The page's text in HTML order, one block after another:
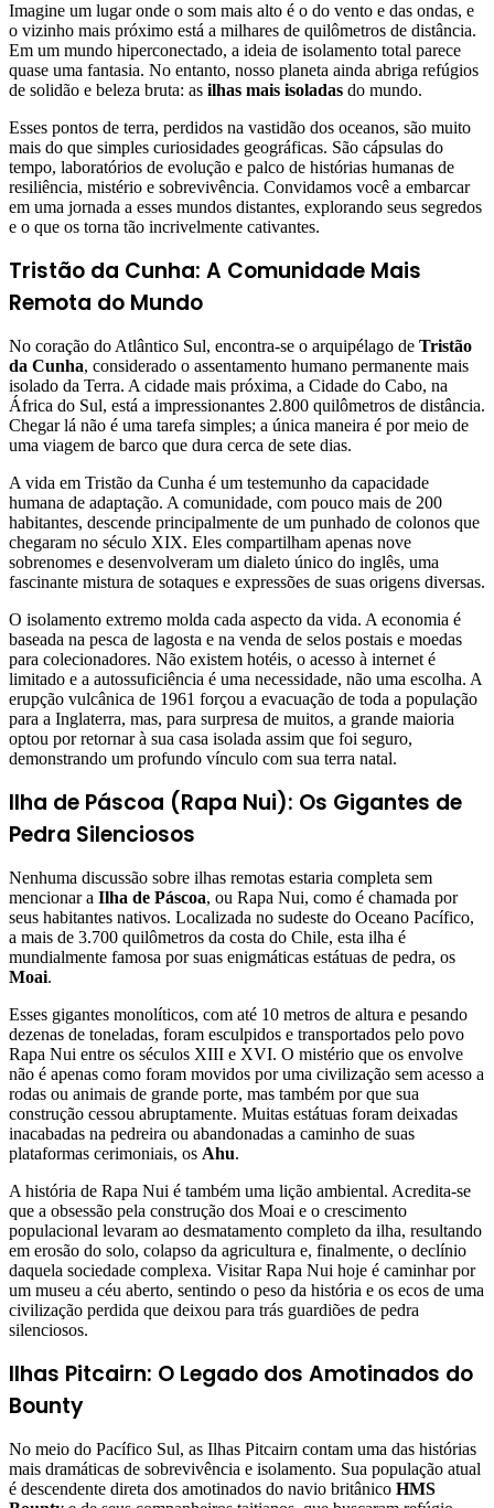
Imagine um lugar onde o som mais alto é o do vento e das ondas, e
o vizinho mais próximo está a milhares de quilômetros de distância.
Em um mundo hiperconectado, a ideia de isolamento total parece
quase uma fantasia. No entanto, nosso planeta ainda abriga refúgios
de solidão e beleza bruta: as ilhas mais isoladas do mundo.
Esses pontos de terra, perdidos na vastidão dos oceanos, são muito
mais do que simples curiosidades geográficas. São cápsulas do
tempo, laboratórios de evolução e palco de histórias humanas de
resiliência, mistério e sobrevivência. Convidamos você a embarcar
em uma jornada a esses mundos distantes, explorando seus segredos
e o que os torna tão incrivelmente cativantes.
Tristão da Cunha: A Comunidade Mais
Remota do Mundo
No coração do Atlântico Sul, encontra-se o arquipélago de Tristão
da Cunha, considerado o assentamento humano permanente mais
isolado da Terra. A cidade mais próxima, a Cidade do Cabo, na
África do Sul, está a impressionantes 2.800 quilômetros de distância.
Chegar lá não é uma tarefa simples; a única maneira é por meio de
uma viagem de barco que dura cerca de sete dias.
A vida em Tristão da Cunha é um testemunho da capacidade
humana de adaptação. A comunidade, com pouco mais de 200
habitantes, descende principalmente de um punhado de colonos que
chegaram no século XIX. Eles compartilham apenas nove
sobrenomes e desenvolveram um dialeto único do inglês, uma
fascinante mistura de sotaques e expressões de suas origens diversas.
O isolamento extremo molda cada aspecto da vida. A economia é
baseada na pesca de lagosta e na venda de selos postais e moedas
para colecionadores. Não existem hotéis, o acesso à internet é
limitado e a autossuficiência é uma necessidade, não uma escolha. A
erupção vulcânica de 1961 forçou a evacuação de toda a população
para a Inglaterra, mas, para surpresa de muitos, a grande maioria
optou por retornar à sua casa isolada assim que foi seguro,
demonstrando um profundo vínculo com sua terra natal.
Ilha de Páscoa (Rapa Nui): Os Gigantes de
Pedra Silenciosos
Nenhuma discussão sobre ilhas remotas estaria completa sem
mencionar a Ilha de Páscoa, ou Rapa Nui, como é chamada por
seus habitantes nativos. Localizada no sudeste do Oceano Pacífico,
a mais de 3.700 quilômetros da costa do Chile, esta ilha é
mundialmente famosa por suas enigmáticas estátuas de pedra, os
Moai.
Esses gigantes monolíticos, com até 10 metros de altura e pesando
dezenas de toneladas, foram esculpidos e transportados pelo povo
Rapa Nui entre os séculos XIII e XVI. O mistério que os envolve
não é apenas como foram movidos por uma civilização sem acesso a
rodas ou animais de grande porte, mas também por que sua
construção cessou abruptamente. Muitas estátuas foram deixadas
inacabadas na pedreira ou abandonadas a caminho de suas
plataformas cerimoniais, os Ahu.
A história de Rapa Nui é também uma lição ambiental. Acredita-se
que a obsessão pela construção dos Moai e o crescimento
populacional levaram ao desmatamento completo da ilha, resultando
em erosão do solo, colapso da agricultura e, finalmente, o declínio
daquela sociedade complexa. Visitar Rapa Nui hoje é caminhar por
um museu a céu aberto, sentindo o peso da história e os ecos de uma
civilização perdida que deixou para trás guardiões de pedra
silenciosos.
Ilhas Pitcairn: O Legado dos Amotinados do
Bounty
No meio do Pacífico Sul, as Ilhas Pitcairn contam uma das histórias
mais dramáticas de sobrevivência e isolamento. Sua população atual
é descendente direta dos amotinados do navio britânico HMS